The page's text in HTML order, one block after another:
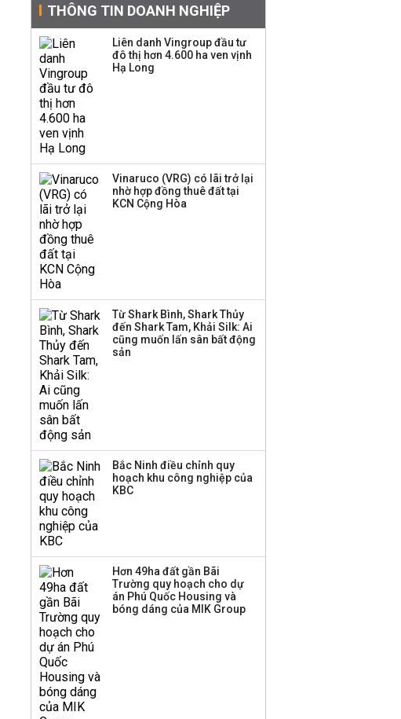
Quy hoạch 4 khu lấn
biển ở Phú Quốc
hàng
Dự án Sheraton Phú
Huấn Hoa Hồng bỗng
dưng ‘biến mất’, một
công ty khác đã giải thể
THÔNG TIN DOANH NGHIỆP
Liên danh Vingroup đầu tư
đô thị hơn 4.600 ha ven vịnh
Hạ Long
Vinaruco (VRG) có lãi trở lại
nhờ hợp đồng thuê đất tại
KCN Cộng Hòa
Từ Shark Bình, Shark Thủy
đến Shark Tam, Khải Silk: Ai
cũng muốn lấn sân bất động
sản
Bắc Ninh điều chỉnh quy
hoạch khu công nghiệp của
KBC
Hơn 49ha đất gần Bãi
Trường quy hoạch cho dự
án Phú Quốc Housing và
bóng dáng của MIK Group